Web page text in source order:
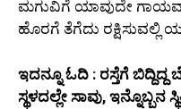
ಮಗುವಿಗೆ ಯಾವುದೇ
ಹೊರಗೆ ತೆಗೆದು ರಕ್ಷಿಸುವಲ್ಲಿ
ಇದನ್ನೂ ಓದಿ : ರಸ್ತೆಗೆ
ಸ್ಥಳದಲ್ಲೇ ಸಾವು, ಇನ್ನೊಬ್ಬನ